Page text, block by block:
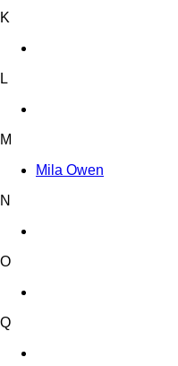
K
L
M
Mila Owen
N
O
Q